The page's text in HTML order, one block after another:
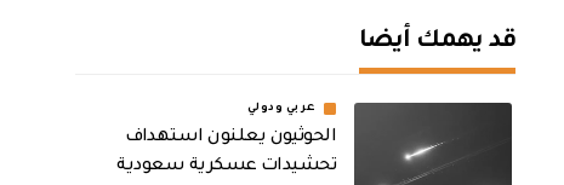
قد يهمك أيضا
عربي ودولي
الحوثيون يعلنون استهداف
تحشيدات عسكرية سعودية